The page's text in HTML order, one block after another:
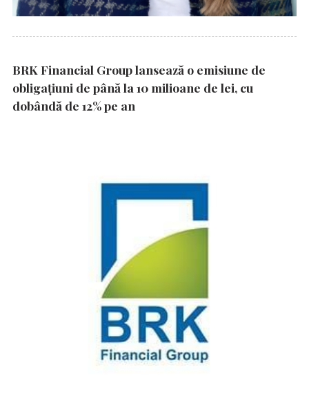
BRK Financial Group lansează o emisiune de
obligațiuni de până la 10 milioane de lei, cu
dobândă de 12% pe an